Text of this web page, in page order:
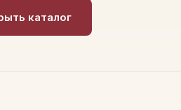
каталог